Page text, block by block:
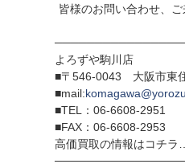
皆様のお問い合わせ、
よろずや駒川店
■〒546-0043 大阪市東
■mail:
■TEL：06-6608-2951
■FAX：06-6608-2953
高価買取の情報はコチラ…